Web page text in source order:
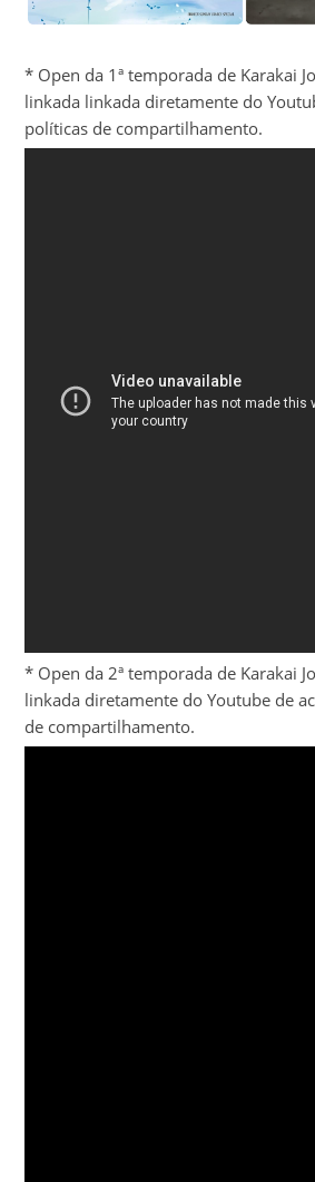
* Open da 1ª temporada de Karakai
linkada linkada diretamente do
políticas de compartilhamento.
* Open da 2ª temporada de Karakai
linkada diretamente do Youtube de
de compartilhamento.